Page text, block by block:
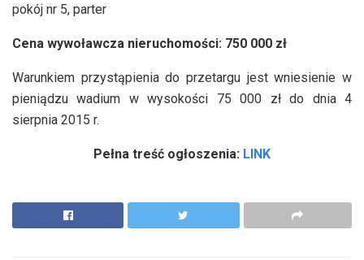
pokój nr 5, parter
Cena wywoławcza nieruchomości: 750 000 zł
Warunkiem przystąpienia do przetargu jest wniesienie w
pieniądzu wadium w wysokości 75 000 zł do dnia 4
sierpnia 2015 r.
Pełna treść ogłoszenia: LINK